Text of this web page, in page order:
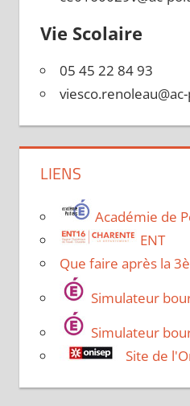
Vie Scolaire
05 45 22 84 93
LIENS
Académie de
ENT
Que faire après la
Simulateur
Simulateur
Site de